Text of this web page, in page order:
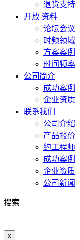
退货支持
开放 资料
论坛会议
时频领域
方案案例
时间频率
公司简介
成功案例
企业资质
联系我们
公司介绍
产品报价
约工程师
成功案例
企业资质
公司新闻
搜索
x